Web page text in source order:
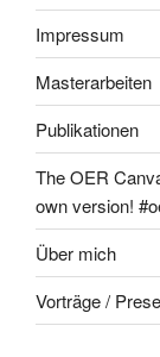
Impressum
Masterarbeiten
Publikationen
The OER
own version!
Über mich
Vorträge /